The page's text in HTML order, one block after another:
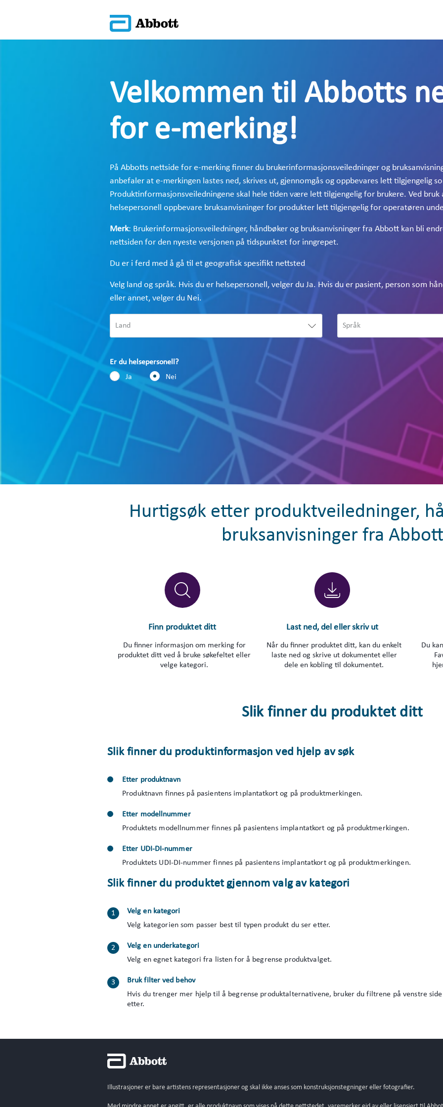
Velkommen til Abbotts
for e-merking!
På Abbotts nettside for e-merking finner du brukerinformasjonsveiledninger og
anbefaler at e-merkingen lastes ned, skrives ut, gjennomgås og oppbevares lett tilgjengelig
Produktinformasjonsveiledningene skal hele tiden være lett tilgjengelig for brukere. Ved bruk
helsepersonell oppbevare bruksanvisninger for produkter lett tilgjengelig for operatøren
Merk: Brukerinformasjonsveiledninger, håndbøker og bruksanvisninger fra Abbott kan bli
nettsiden for den nyeste versjonen på tidspunktet for inngrepet.
Du er i ferd med å gå til et geografisk spesifikt nettsted
Velg land og språk. Hvis du er helsepersonell, velger du Ja. Hvis du er pasient, person som
eller annet, velger du Nei.
Er du helsepersonell?
Ja
Nei
Hurtigsøk etter produktveiledninger,
bruksanvisninger fra Abbott
Finn produktet ditt
Du finner informasjon om merking for
produktet ditt ved å bruke søkefeltet eller
velge kategori.
Last ned, del eller skriv ut
Når du finner produktet ditt, kan du enkelt
laste ned og skrive ut dokumentet eller
dele en kobling til dokumentet.
Du
Slik finner du produktet ditt
Slik finner du produktinformasjon ved hjelp av søk
Etter produktnavn
Produktnavn finnes på pasientens implantatkort og på produktmerkingen.
Etter modellnummer
Produktets modellnummer finnes på pasientens implantatkort og på produktmerkingen.
Etter UDI-DI-nummer
Produktets UDI-DI-nummer finnes på pasientens implantatkort og på produktmerkingen.
Slik finner du produktet gjennom valg av kategori
Velg en kategori
Velg kategorien som passer best til typen produkt du ser etter.
Velg en underkategori
Velg en egnet kategori fra listen for å begrense produktvalget.
Bruk filter ved behov
Hvis du trenger mer hjelp til å begrense produktalternativene, bruker du filtrene på venstre
etter.
Illustrasjoner er bare artistens representasjoner og skal ikke anses som konstruksjonstegninger eller fotografier.